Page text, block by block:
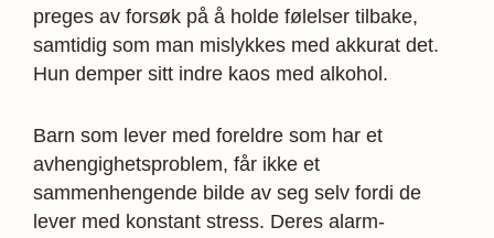
preges av forsøk på å holde følelser tilbake,
samtidig som man mislykkes med akkurat det.
Hun demper sitt indre kaos med alkohol.
Barn som lever med foreldre som har et
avhengighetsproblem, får ikke et
sammenhengende bilde av seg selv fordi de
lever med konstant stress. Deres alarm­